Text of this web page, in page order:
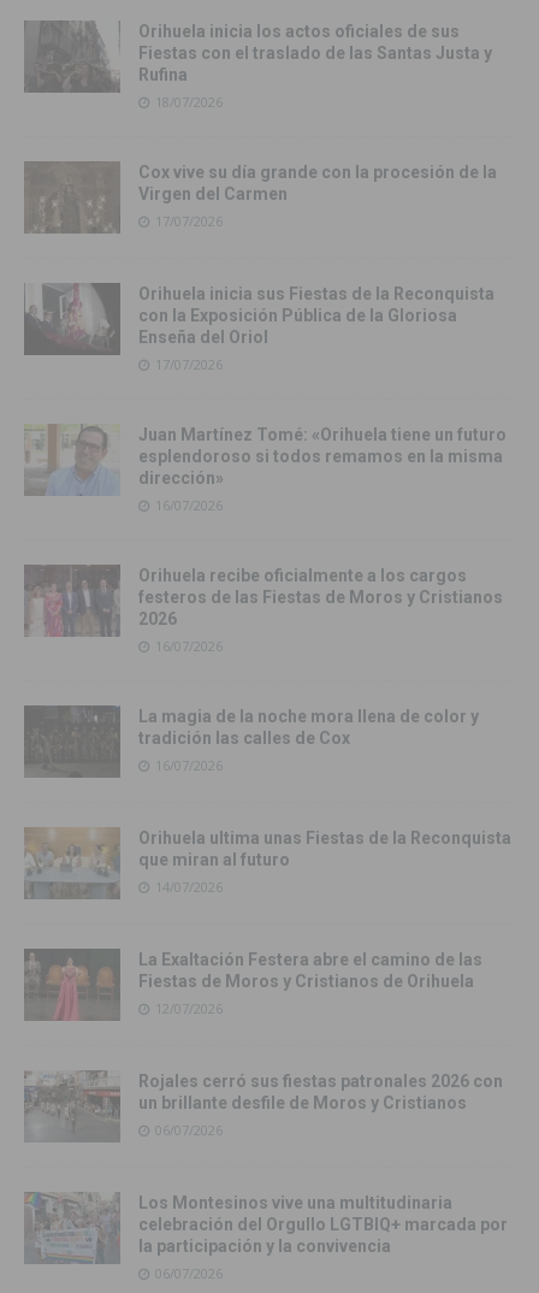
Orihuela inicia los actos oficiales de sus
Fiestas con el traslado de las Santas Justa y
Rufina
18/07/2026
Cox vive su día grande con la procesión de la
Virgen del Carmen
17/07/2026
Orihuela inicia sus Fiestas de la Reconquista
con la Exposición Pública de la Gloriosa
Enseña del Oriol
17/07/2026
Juan Martínez Tomé: «Orihuela tiene un futuro
esplendoroso si todos remamos en la misma
dirección»
16/07/2026
Orihuela recibe oficialmente a los cargos
festeros de las Fiestas de Moros y Cristianos
2026
16/07/2026
La magia de la noche mora llena de color y
tradición las calles de Cox
16/07/2026
Orihuela ultima unas Fiestas de la Reconquista
que miran al futuro
14/07/2026
La Exaltación Festera abre el camino de las
Fiestas de Moros y Cristianos de Orihuela
12/07/2026
Rojales cerró sus fiestas patronales 2026 con
un brillante desfile de Moros y Cristianos
06/07/2026
Los Montesinos vive una multitudinaria
celebración del Orgullo LGTBIQ+ marcada por
la participación y la convivencia
06/07/2026